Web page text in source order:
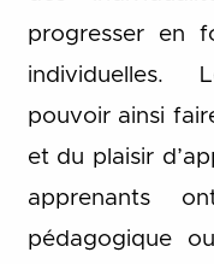
progresser en
individuelles.
pouvoir ainsi
et du plaisir
apprenants
pédagogique